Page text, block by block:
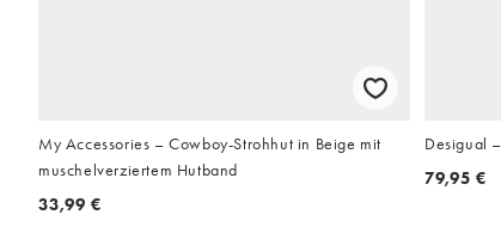
My Accessories – Cowboy-Strohhut in Beige mit
muschelverziertem Hutband
33,99 €
Desigual
79,95 €